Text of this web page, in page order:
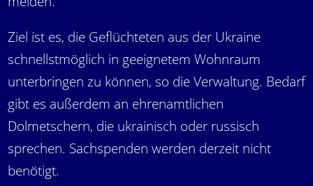
Ziel ist es, die Geflüchteten aus der Ukraine
schnellstmöglich in geeignetem Wohnraum
unterbringen zu können, so die Verwaltung. Bedarf
gibt es außerdem an ehrenamtlichen
Dolmetschern, die ukrainisch oder russisch
sprechen. Sachspenden werden derzeit nicht
benötigt.